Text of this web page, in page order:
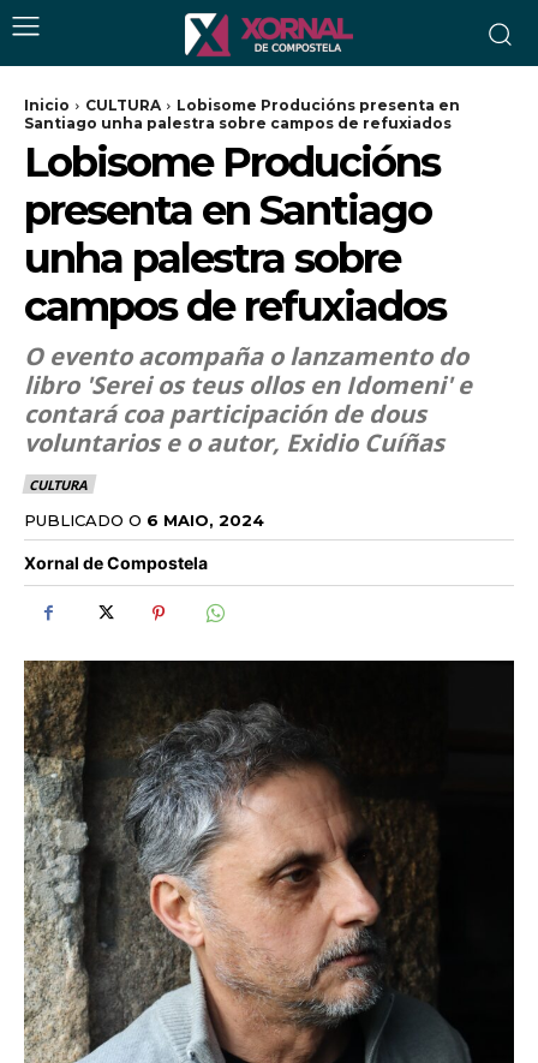
Inicio CULTURA
Lobisome Producións presenta en
Santiago unha palestra sobre campos de refuxiados
Lobisome Producións
presenta en Santiago
unha palestra sobre
campos de refuxiados
O evento acompaña o lanzamento do
libro 'Serei os teus ollos en Idomeni' e
contará coa participación de dous
voluntarios e o autor, Exidio Cuíñas
CULTURA
PUBLICADO O 6 MAIO, 2024
Xornal de Compostela